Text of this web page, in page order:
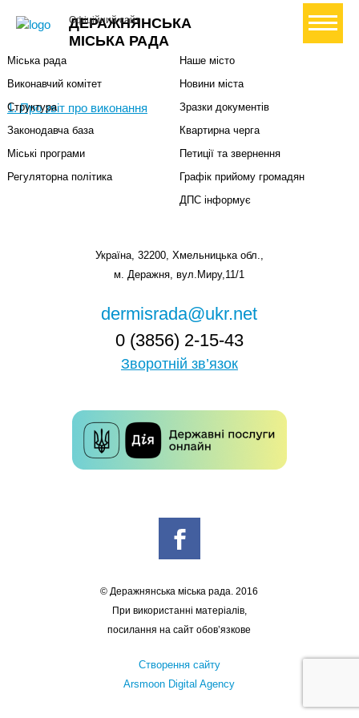
ДЕРАЖНЯНСЬКА
МІСЬКА РАДА
Офіційний сайт+ Створити петицію
1. Про звіт про виконання
Міський голова
Міська рада
Виконавчий комітет
Структура
Законодавча база
Міські програми
Регуляторна політика
Наше місто
Новини міста
Зразки документів
Квартирна черга
Петиції та звернення
Графік прийому громадян
ДПС інформує
Україна, 32200, Хмельницька обл.,
м. Деражня, вул.Миру,11/1
dermisrada@ukr.net
0 (3856) 2-15-43
Зворотній зв’язок
© Деражнянська міська рада. 2016
При використанні матеріалів,
посилання на сайт обов’язкове
Створення сайту
Arsmoon Digital Agency